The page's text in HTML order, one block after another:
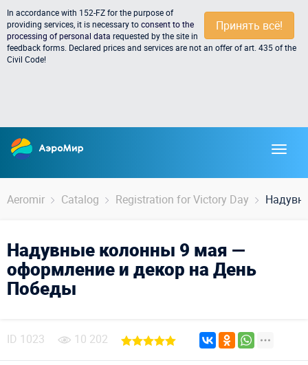
Принять всё!
In accordance with 152-FZ for the purpose of
providing services, it is necessary toconsent to the
processing of personal data requested by the site in
feedback forms. Declared prices and services are not an offer of art. 435 of the
Civil Code!
Aeromir Catalog Registration for Victory Day
Надувные колонны 9 мая —
оформление и декор на День
Победы
ID 1023 10 202